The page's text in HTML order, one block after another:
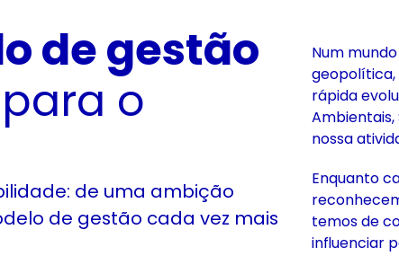
de gestão
o
de uma ambição
de gestão cada vez mais
Num
rápida
Ambientais,
nossa
Enquanto
temos de
influenciar